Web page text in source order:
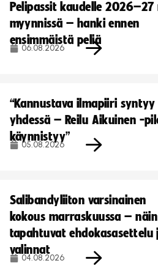
Pelipassit kaudelle
myynnissä – hanki ennen
ensimmäistä peliä
06.08.2026
“Kannustava ilmapiiri syntyy
yhdessä – Reilu Aikuinen -
käynnistyy”
05.08.2026
Salibandyliiton varsinainen
kokous marraskuussa – näin
tapahtuvat ehdokasasettelu
valinnat
04.08.2026